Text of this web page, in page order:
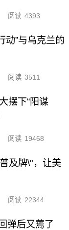
阅读 4393
动”与乌克兰的
阅读 3511
摆下“阳谋
阅读 19468
及牌\"，让美
阅读 22344
弹后又蔫了